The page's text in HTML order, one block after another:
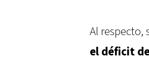
Al respecto,
el déficit